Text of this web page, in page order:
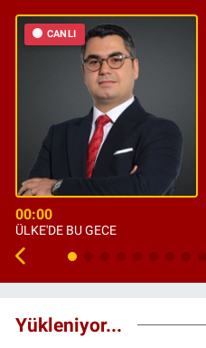
CANLI
00:00
ÜLKE'DE BU GECE
Yükleniyor...